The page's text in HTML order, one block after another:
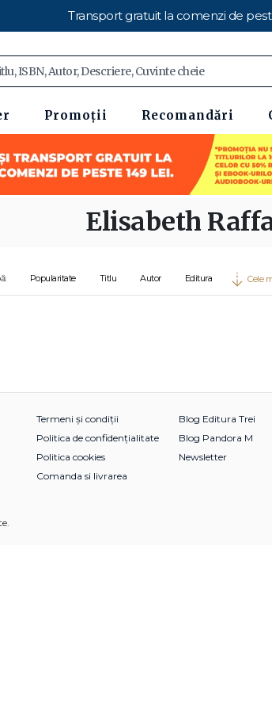
Transport gratuit la comenzi de
Promoții Recomandări
Elisabeth
Popularitate Titlu Autor Editura Cele
Termeni și condiții
Politica de confidențialitate
Politica cookies
Comanda si livrarea
Blog Editura Trei
Blog Pandora M
Newsletter